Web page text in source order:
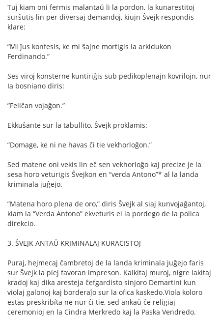
Tuj kiam oni fermis malantaŭ li la pordon, la kunarestitoj
surŝutis lin per diversaj demandoj, kiujn Ŝvejk respondis
klare:
”Mi ĵus konfesis, ke mi ŝajne mortigis la arkidukon
Ferdinando.”
Ses viroj konsterne kuntiriĝis sub pedikoplenajn kovrilojn, nur
Ia bosniano diris:
”Feliĉan vojaĝon.”
Ekkuŝante sur la tabullito, Ŝvejk proklamis:
”Domage, ke ni ne havas ĉi tie vekhorloĝon.”
Sed matene oni vekis lin eĉ sen vekhorloĝo kaj precize je la
sesa horo veturigis Ŝvejkon en “verda Antono”* al la landa
kriminala juĝejo.
”Matena horo plena de oro,” diris Ŝvejk al siaj kunvojaĝantoj,
kiam la “Verda Antono” ekveturis el la pordego de la polica
direkcio.
3. ŜVEJK ANTAŬ KRIMINALAJ KURACISTOJ
Puraj, hejmecaj ĉambretoj de la landa kriminala juĝejo faris
sur Ŝvejk la plej favoran impreson. Kalkitaj muroj, nigre lakitaj
kradoj kaj dika aresteja ĉefgardisto sinjoro Demartini kun
violaj galonoj kaj borderaĵo sur la oﬁca kaskedo.Viola koloro
estas preskribíta ne nur ĉi tie, sed ankaŭ ĉe religiaj
ceremonioj en la Cindra Merkredo kaj la Paska Vendredo.